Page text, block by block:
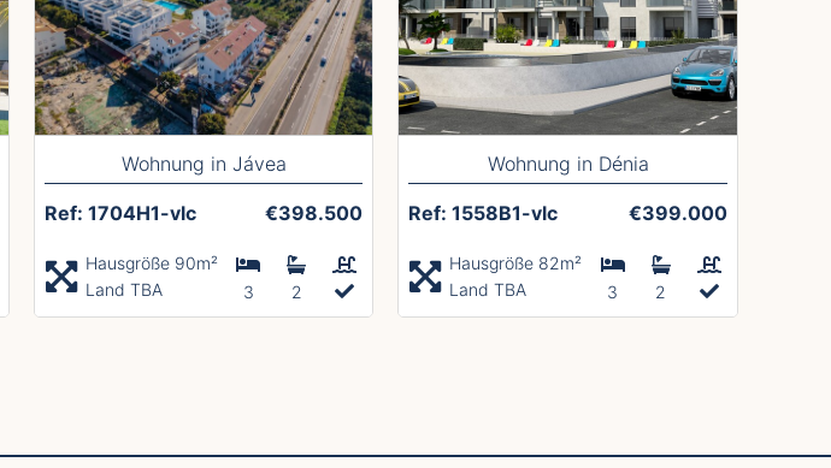
Wohnung in Jávea
Ref: 1704H1-vlc €398.500
Hausgröße 90m²
Land TBA
3 2
Wohnung in Dénia
Ref: 1558B1-vlc €399.000
Hausgröße 82m²
Land TBA
3 2